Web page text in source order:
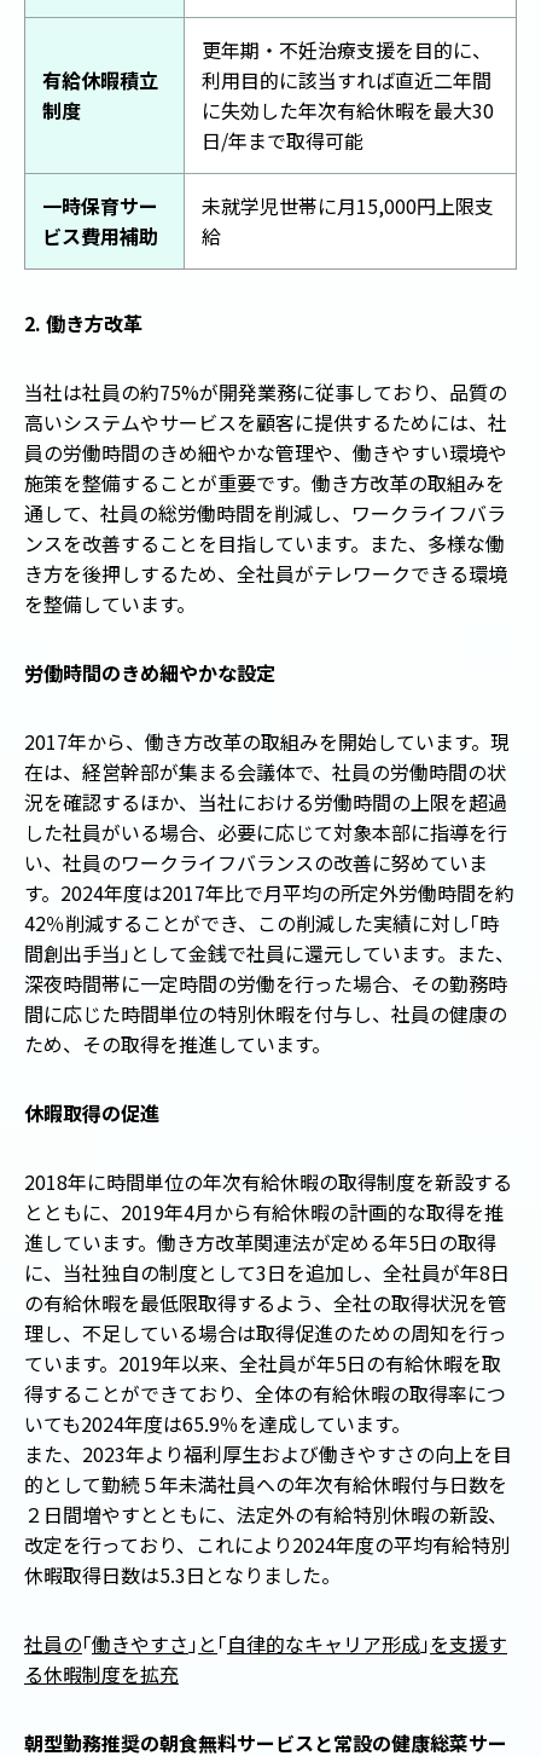
有給休暇積立
制度
更年期・不妊治療支援を目的に、
利用目的に該当すれば直近二年間
に失効した年次有給休暇を最大30
日/年まで取得可能
一時保育サー
ビス費用補助
未就学児世帯に月15,000円上限支
給
2. 働き方改革
当社は社員の約75%が開発業務に従事しており、品質の
高いシステムやサービスを顧客に提供するためには、社
員の労働時間のきめ細やかな管理や、働きやすい環境や
施策を整備することが重要です。働き方改革の取組みを
通して、社員の総労働時間を削減し、ワークライフバラ
ンスを改善することを目指しています。また、多様な働
き方を後押しするため、全社員がテレワークできる環境
を整備しています。
労働時間のきめ細やかな設定
2017年から、働き方改革の取組みを開始しています。現
在は、経営幹部が集まる会議体で、社員の労働時間の状
況を確認するほか、当社における労働時間の上限を超過
した社員がいる場合、必要に応じて対象本部に指導を行
い、社員のワークライフバランスの改善に努めていま
す。2024年度は2017年比で月平均の所定外労働時間を約
42％削減することができ、この削減した実績に対し「時
間創出手当」として金銭で社員に還元しています。また、
深夜時間帯に一定時間の労働を行った場合、その勤務時
間に応じた時間単位の特別休暇を付与し、社員の健康の
ため、その取得を推進しています。
休暇取得の促進
2018年に時間単位の年次有給休暇の取得制度を新設する
とともに、2019年4月から有給休暇の計画的な取得を推
進しています。働き方改革関連法が定める年5日の取得
に、当社独自の制度として3日を追加し、全社員が年8日
の有給休暇を最低限取得するよう、全社の取得状況を管
理し、不足している場合は取得促進のための周知を行っ
ています。2019年以来、全社員が年5日の有給休暇を取
得することができており、全体の有給休暇の取得率につ
いても2024年度は65.9％を達成しています。
また、2023年より福利厚生および働きやすさの向上を目
的として勤続５年未満社員への年次有給休暇付与日数を
２日間増やすとともに、法定外の有給特別休暇の新設、
改定を行っており、これにより2024年度の平均有給特別
休暇取得日数は5.3日となりました。
社員の「働きやすさ」と「自律的なキャリア形成」を支援す
る休暇制度を拡充
朝型勤務推奨の朝食無料サービスと常設の健康総菜サー